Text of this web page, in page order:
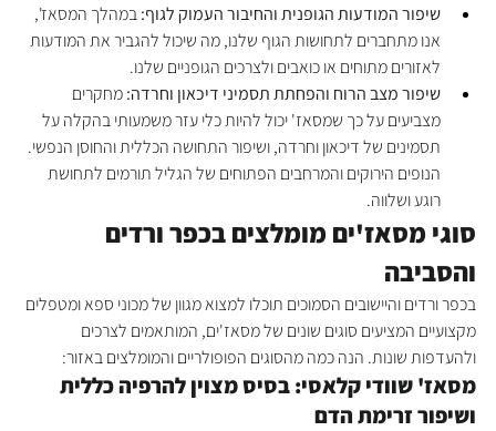
שיפור המודעות הגופנית והחיבור העמוק לגוף: במהלך המסאז',
אנו מתחברים לתחושות הגוף שלנו, מה שיכול להגביר את המודעות
לאזורים מתוחים או כואבים ולצרכים הגופניים שלנו.
שיפור מצב הרוח והפחתת תסמיני דיכאון וחרדה: מחקרים
מצביעים על כך שמסאז' יכול להיות כלי עזר משמעותי בהקלה על
תסמינים של דיכאון וחרדה, ושיפור התחושה הכללית והחוסן הנפשי.
הנופים הירוקים והמרחבים הפתוחים של הגליל תורמים לתחושת
רוגע ושלווה.
סוגי מסאז'ים מומלצים בכפר ורדים
והסביבה
בכפר ורדים והיישובים הסמוכים תוכלו למצוא מגוון של מכוני ספא ומטפלים
מקצועיים המציעים סוגים שונים של מסאז'ים, המותאמים לצרכים
ולהעדפות שונות. הנה כמה מהסוגים הפופולריים והמומלצים באזור:
מסאז' שוודי קלאסי: בסיס מצוין להרפיה כללית
ושיפור זרימת הדם